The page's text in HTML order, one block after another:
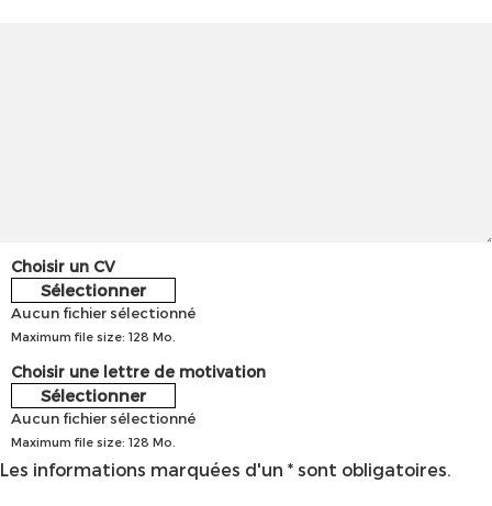
Choisir un CV
Sélectionner
Aucun fichier sélectionné
Maximum file size: 128 Mo.
Choisir une lettre de motivation
Sélectionner
Aucun fichier sélectionné
Maximum file size: 128 Mo.
Les informations marquées d'un * sont obligatoires.